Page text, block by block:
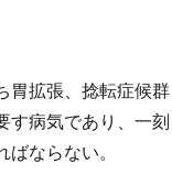
胃拡張、捻転症候群
す病気であり、一
ならない。